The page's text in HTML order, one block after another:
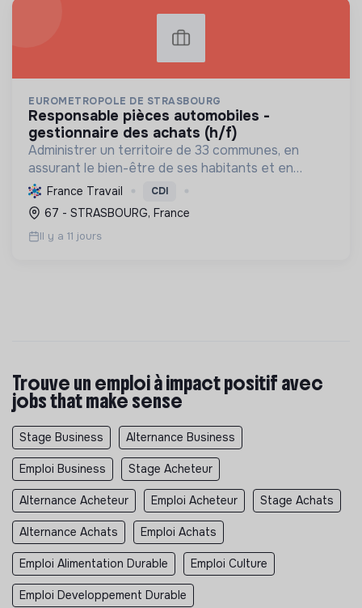
EUROMETROPOLE DE STRASBOURG
responsable pièces automobiles -
gestionnaire des achats (h/f)
Administrer un territoire de 33 communes, en
assurant le bien-être de ses habitants et en
menant une transition écologique ambitieuse vers
la neutralité carbone et l'économie circulaire.
France Travail CDI
67 - STRASBOURG, France
Il y a 11 jours
Trouve un emploi à impact positif avec
jobs that make sense
Stage Business Alternance Business
Emploi Business Stage Acheteur
Alternance Acheteur Emploi Acheteur Stage Achats
Alternance Achats Emploi Achats
Emploi Alimentation Durable Emploi Culture
Emploi Developpement Durable